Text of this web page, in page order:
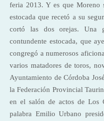
feria 2013. Y es que Moreno
estocada que recetó a su
cortó las dos orejas. Una
contundente estocada, que
congregó a numerosos
varios matadores de toros,
Ayuntamiento de Córdoba
la Federación Provincial
en el salón de actos de Los
palabra Emilio Urbano